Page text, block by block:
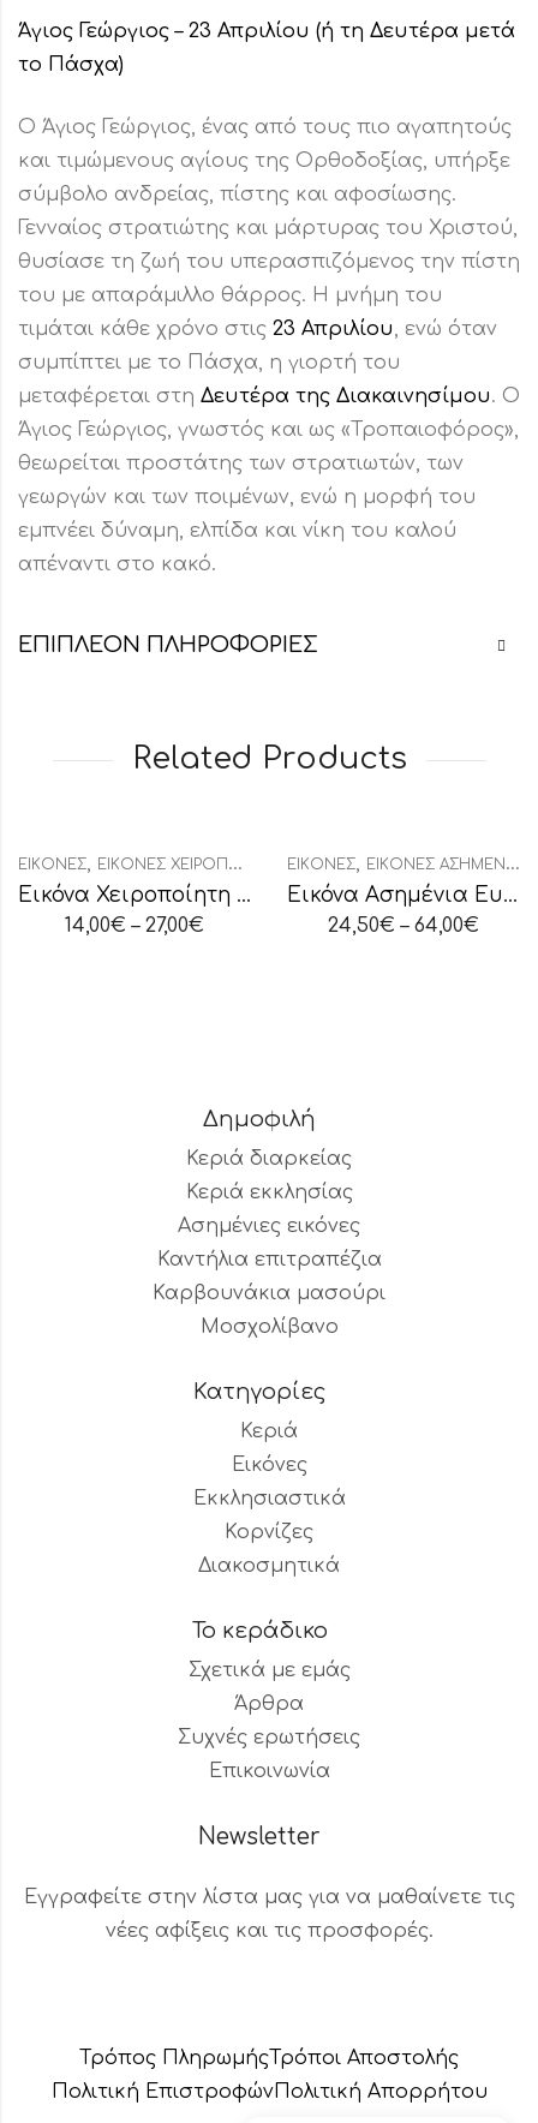
Άγιος Γεώργιος – 23 Απριλίου (ή τη Δευτέρα μετά
το Πάσχα)
Ο Άγιος Γεώργιος, ένας από τους πιο αγαπητούς
και τιμώμενους αγίους της Ορθοδοξίας, υπήρξε
σύμβολο ανδρείας, πίστης και αφοσίωσης.
Γενναίος στρατιώτης και μάρτυρας του Χριστού,
θυσίασε τη ζωή του υπερασπιζόμενος την πίστη
του με απαράμιλλο θάρρος. Η μνήμη του
τιμάται κάθε χρόνο στις 23 Απριλίου, ενώ όταν
συμπίπτει με το Πάσχα, η γιορτή του
μεταφέρεται στη Δευτέρα της Διακαινησίμου. Ο
Άγιος Γεώργιος, γνωστός και ως «Τροπαιοφόρος»,
θεωρείται προστάτης των στρατιωτών, των
γεωργών και των ποιμένων, ενώ η μορφή του
εμπνέει δύναμη, ελπίδα και νίκη του καλού
απέναντι στο κακό.
ΕΠΙΠΛΈΟΝ ΠΛΗΡΟΦΟΡΊΕΣ
Related Products
ΕΙΚΌΝΕΣ, ΕΙΚΌΝΕΣ ΧΕΙΡΟΠΟΊΗΤΕΣ
Εικόνα Χειροποίητη “Άγιος Χριστόφορος”
14,00€ – 27,00€
ΕΙΚΌΝΕΣ, ΕΙΚΌΝΕΣ ΑΣΗΜΈΝΙΕΣ ΟΒΆΛ
Εικόνα Ασημένια Ευαγγελισμός της Θεοτόκου
24,50€ – 64,00€
Δημοφιλή
Κεριά διαρκείας
Κεριά εκκλησίας
Ασημένιες εικόνες
Καντήλια επιτραπέζια
Καρβουνάκια μασούρι
Μοσχολίβανο
Κατηγορίες
Κεριά
Εικόνες
Εκκλησιαστικά
Κορνίζες
Διακοσμητικά
Το κεράδικο
Σχετικά με εμάς
Άρθρα
Συχνές ερωτήσεις
Επικοινωνία
Newsletter
Εγγραφείτε στην λίστα μας για να μαθαίνετε τις
νέες αφίξεις και τις προσφορές.
Τρόπος ΠληρωμήςΤρόποι Αποστολής
Πολιτική ΕπιστροφώνΠολιτική Aπορρήτου